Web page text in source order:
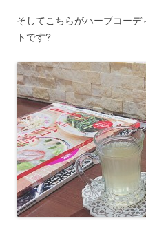
そしてこちらがハーブコー
トです?